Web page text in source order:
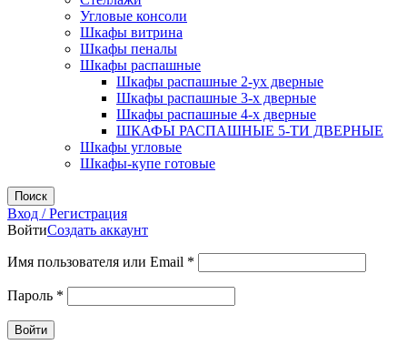
Угловые консоли
Шкафы витрина
Шкафы пеналы
Шкафы распашные
Шкафы распашные 2-ух дверные
Шкафы распашные 3-х дверные
Шкафы распашные 4-х дверные
ШКАФЫ РАСПАШНЫЕ 5-ТИ ДВЕРНЫЕ
Шкафы угловые
Шкафы-купе готовые
Поиск
Вход / Регистрация
ВойтиСоздать аккаунт
Имя пользователя или Email *
Пароль *
Войти